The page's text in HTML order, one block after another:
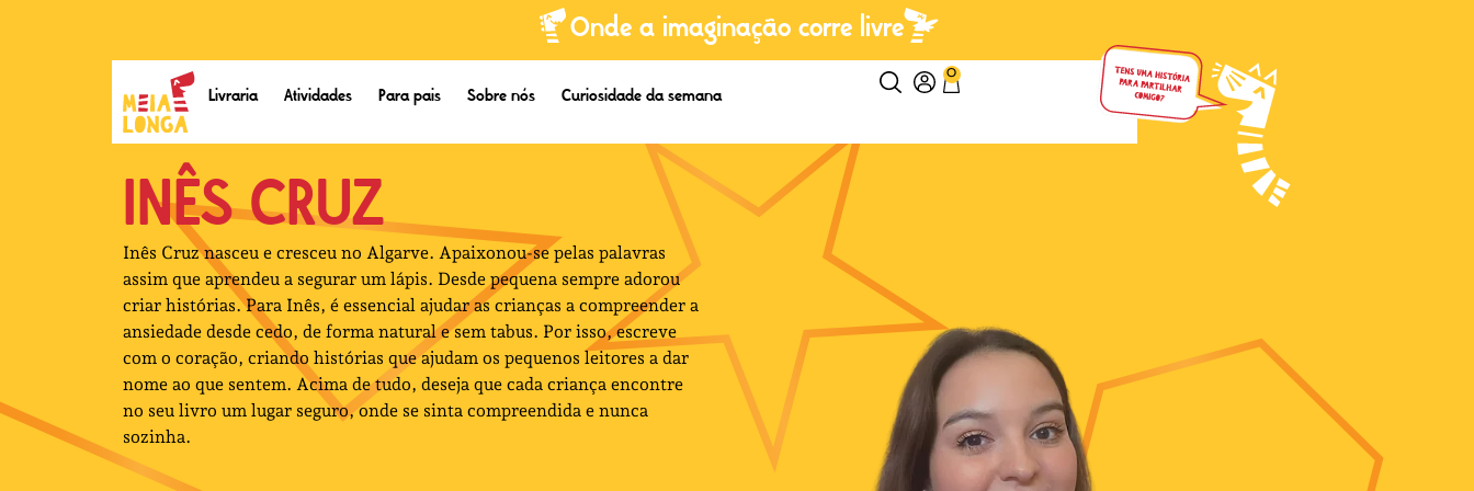
Onde a imaginação corre livre
Livraria Atividades Para pais Sobre nós Curiosidade da semana
0
INÊS CRUZ
Inês Cruz nasceu e cresceu no Algarve. Apaixonou-se pelas palavras
assim que aprendeu a segurar um lápis. Desde pequena sempre adorou
criar histórias. Para Inês, é essencial ajudar as crianças a compreender a
ansiedade desde cedo, de forma natural e sem tabus. Por isso, escreve
com o coração, criando histórias que ajudam os pequenos leitores a dar
nome ao que sentem. Acima de tudo, deseja que cada criança encontre
no seu livro um lugar seguro, onde se sinta compreendida e nunca
sozinha.